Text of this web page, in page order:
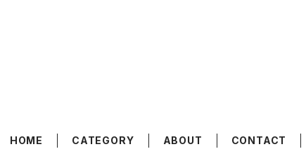
HOME CATEGORY ABOUT CONTACT